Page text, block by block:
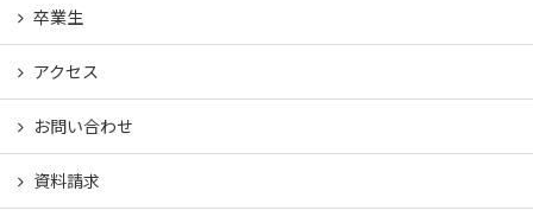
卒業生
アクセス
お問い合わせ
資料請求